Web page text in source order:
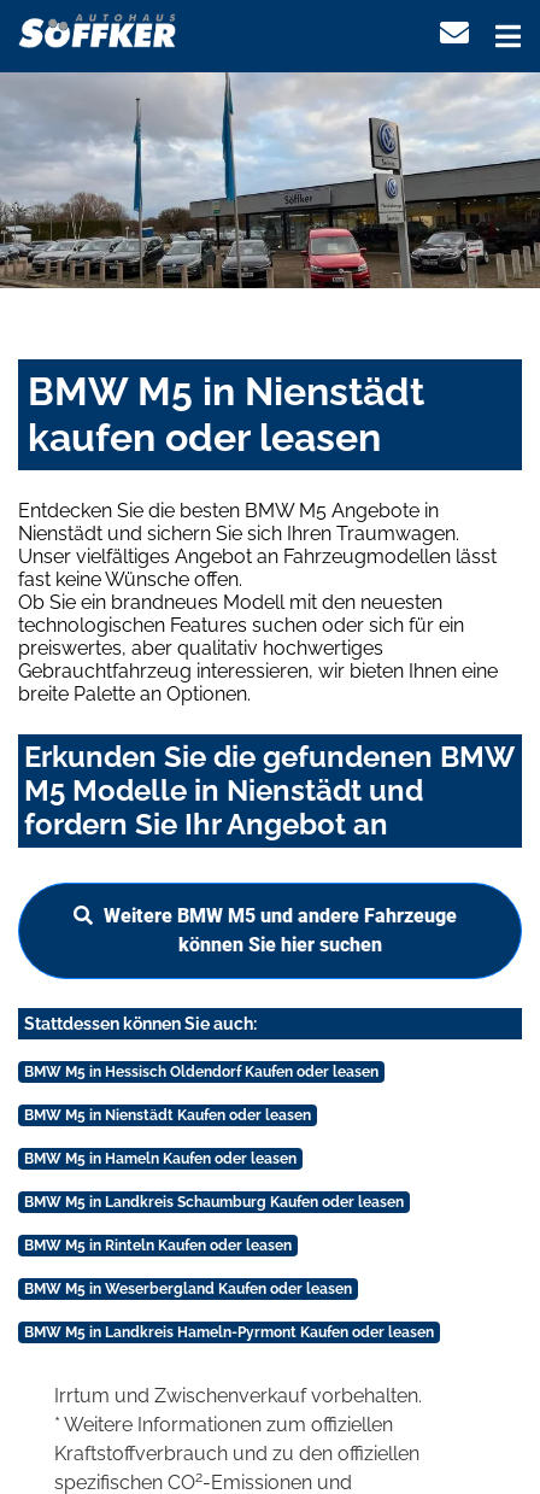
BMW M5 in Nienstädt
kaufen oder leasen
Entdecken Sie die besten BMW M5 Angebote in
Nienstädt und sichern Sie sich Ihren Traumwagen.
Unser vielfältiges Angebot an Fahrzeugmodellen lässt
fast keine Wünsche offen.
Ob Sie ein brandneues Modell mit den neuesten
technologischen Features suchen oder sich für ein
preiswertes, aber qualitativ hochwertiges
Gebrauchtfahrzeug interessieren, wir bieten Ihnen eine
breite Palette an Optionen.
Erkunden Sie die gefundenen BMW
M5 Modelle in Nienstädt und
fordern Sie Ihr Angebot an
Weitere BMW M5 und andere Fahrzeuge
können Sie hier suchen
Stattdessen können Sie auch:
BMW M5 in Hessisch Oldendorf Kaufen oder leasen
BMW M5 in Nienstädt Kaufen oder leasen
BMW M5 in Hameln Kaufen oder leasen
BMW M5 in Landkreis Schaumburg Kaufen oder leasen
BMW M5 in Rinteln Kaufen oder leasen
BMW M5 in Weserbergland Kaufen oder leasen
BMW M5 in Landkreis Hameln-Pyrmont Kaufen oder leasen
Irrtum und Zwischenverkauf vorbehalten.
* Weitere Informationen zum offiziellen
Kraftstoffverbrauch und zu den offiziellen
spezifischen CO2-Emissionen und